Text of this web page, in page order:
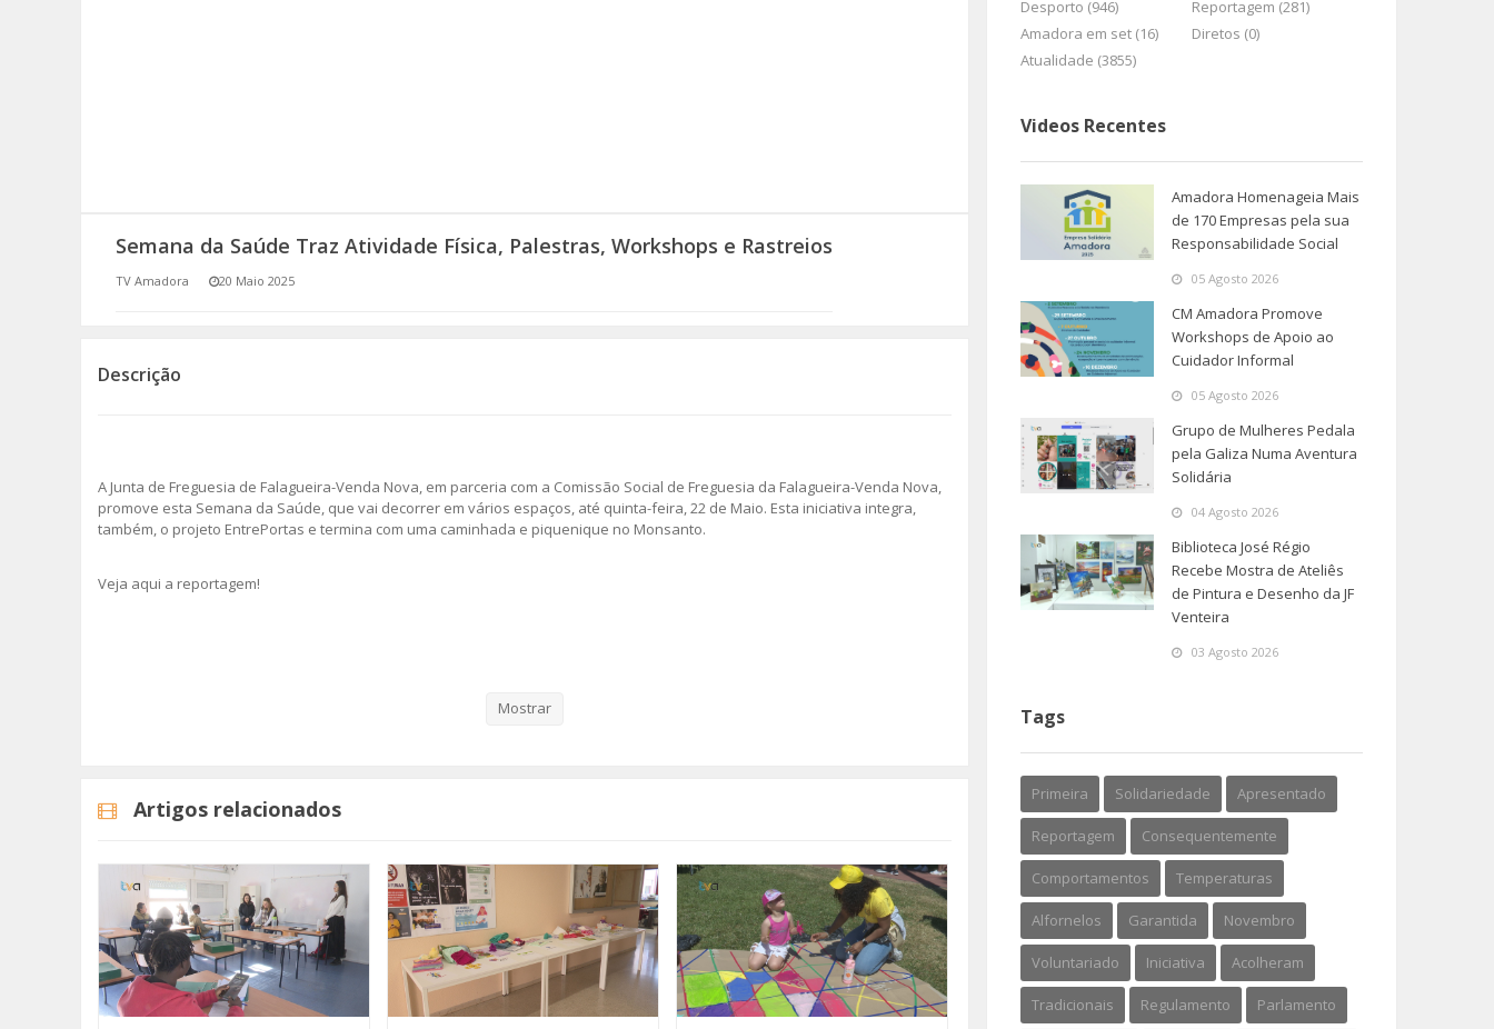
(RE) PENSAMENTOS
Semana da Saúde Traz Atividade Física, Palestras, Workshops e Rastreios
TV Amadora 20 Maio 2025
Descrição
A Junta de Freguesia de Falagueira-Venda Nova, em parceria com a Comissão Social de Freguesia da Falagueira-Venda Nova,
promove esta Semana da Saúde, que vai decorrer em vários espaços, até quinta-feira, 22 de Maio. Esta iniciativa integra,
também, o projeto EntrePortas e termina com uma caminhada e piquenique no Monsanto.
Veja aqui a reportagem!
Mostrar
Artigos relacionados
Desporto (946)
Reportagem (281)
Amadora em set (16)
Diretos (0)
Atualidade (3855)
Videos Recentes
Amadora Homenageia Mais
de 170 Empresas pela sua
Responsabilidade Social
05 Agosto 2026
CM Amadora Promove
Workshops de Apoio ao
Cuidador Informal
05 Agosto 2026
Grupo de Mulheres Pedala
pela Galiza Numa Aventura
Solidária
04 Agosto 2026
Biblioteca José Régio
Recebe Mostra de Ateliês
de Pintura e Desenho da JF
Venteira
03 Agosto 2026
Tags
Primeira Solidariedade Apresentado
Reportagem Consequentemente
Comportamentos Temperaturas
Alfornelos Garantida Novembro
Voluntariado Iniciativa Acolheram
Tradicionais Regulamento Parlamento